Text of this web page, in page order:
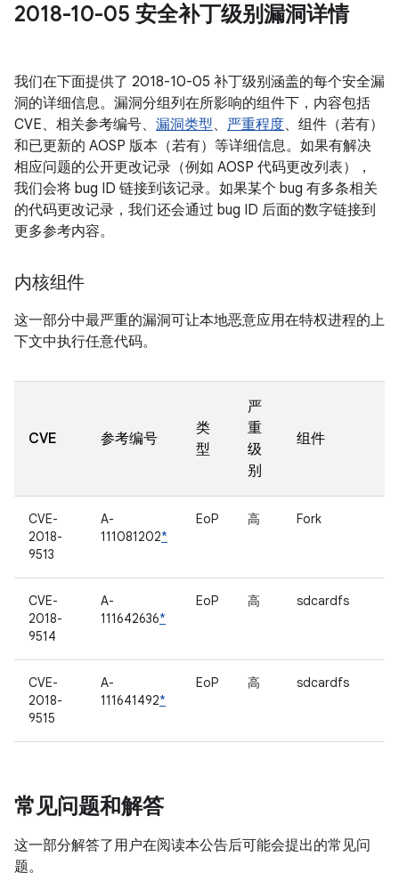
2018-10-05 安全补丁级别漏洞详情
我们在下面提供了 2018-10-05 补丁级别涵盖的每个安全漏
洞的详细信息。漏洞分组列在所影响的组件下，内容包括
CVE、相关参考编号、 漏洞类型、 严重程度、组件（若有）
和已更新的 AOSP 版本（若有）等详细信息。如果有解决
相应问题的公开更改记录（例如 AOSP 代码更改列表），
我们会将 bug ID 链接到该记录。如果某个 bug 有多条相关
的代码更改记录，我们还会通过 bug ID 后面的数字链接到
更多参考内容。
内核组件
这一部分中最严重的漏洞可让本地恶意应用在特权进程的上
下文中执行任意代码。
CVE 参考编号
类
型
严
重
级
别
组件
CVE-
2018-
9513
A-
111081202*
EoP 高 Fork
CVE-
2018-
9514
A-
111642636*
EoP 高 sdcardfs
CVE-
2018-
9515
A-
111641492*
EoP 高 sdcardfs
常见问题和解答
这一部分解答了用户在阅读本公告后可能会提出的常见问
题。